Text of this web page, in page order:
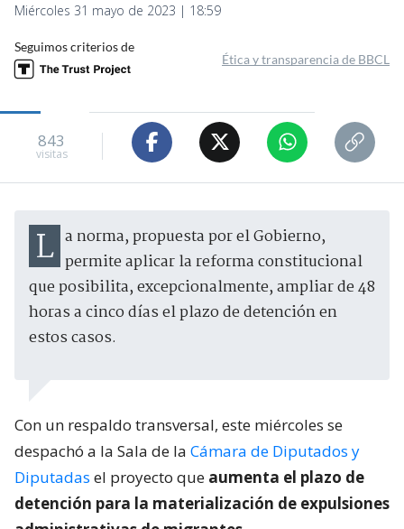
Miércoles 31 mayo de 2023 | 18:59
Seguimos criterios de
Ética y transparencia de BBCL
843
visitas
La norma, propuesta por el Gobierno, permite aplicar la reforma constitucional
que posibilita, excepcionalmente, ampliar de 48
horas a cinco días el plazo de detención en
estos casos.
Con un respaldo transversal, este miércoles se
despachó a la Sala de la Cámara de Diputados y
Diputadas el proyecto que aumenta el plazo de
detención para la materialización de expulsiones